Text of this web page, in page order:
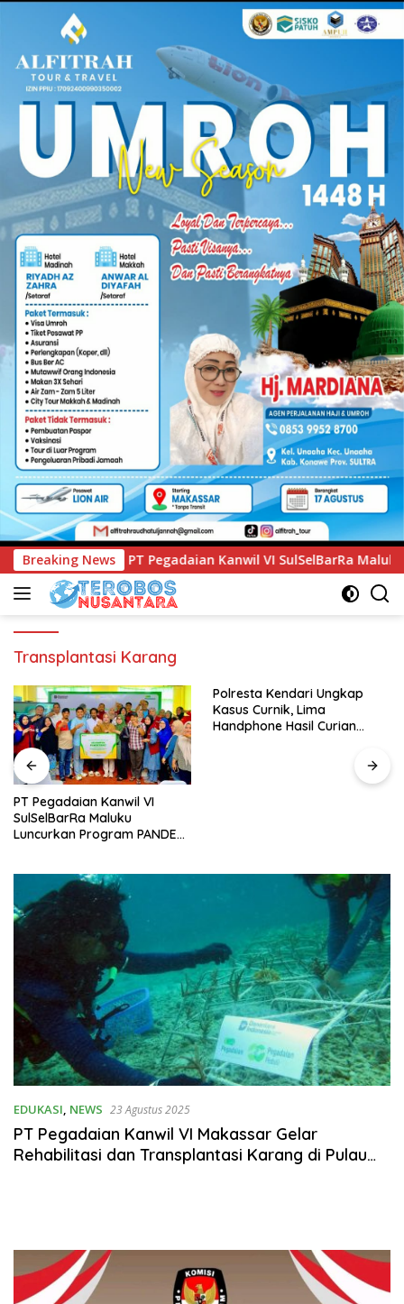
Breaking News
Kanwil VI SulSelBarRa Maluku Luncurkan Program PANDE
Transplantasi Karang
PT Pegadaian Kanwil VI
SulSelBarRa Maluku
Luncurkan Program PANDE
Polresta Kendari Ungkap
Kasus Curnik, Lima
Handphone Hasil Curian
EDUKASI, NEWS 23 Agustus 2025
PT Pegadaian Kanwil VI Makassar Gelar
Rehabilitasi dan Transplantasi Karang di Pulau